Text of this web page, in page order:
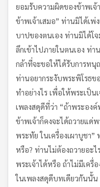
ยอมรับความผิดของข้าพเ
ข้าพเจ้าเสมอ” ท่านมิได้เ
บาปของตนเอง ท่านมิได้โ
ลึกเข้าไปภายในตนเอง ท่
กล้าที่จะขอให้ได้รับการทนุ
ท่านอยากระงับพระพิโรธข
ทำอย่างไร เพื่อให้พระเป็
เพลงสดุดีที่ว่า “ถ้าพระอง
ข้าพเจ้าก็คงจะได้ถวายแด่
พระทัย ในเครื่องเผาบูชา”
หรือ? ท่านไม่ต้องถวายอะ
พระเจ้าได้หรือ ถ้าไม่มีเครื่
ในเพลงสดุดีบทเดียวกันนั้